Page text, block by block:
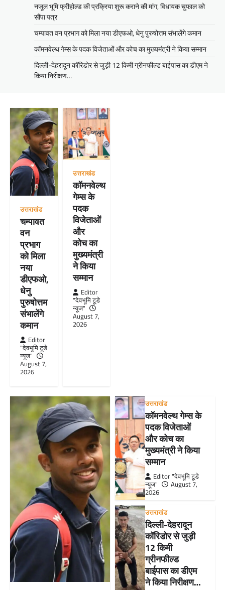
नजूल भूमि फ्रीहोल्ड की प्रक्रिया शुरू कराने की मांग, विधायक चुफाल को
सौंपा पत्र
चम्पावत वन प्रभाग को मिला नया डीएफओ, धेनु पुरुषोत्तम संभालेंगे कमान
कॉमनवेल्थ गेम्स के पदक विजेताओं और कोच का मुख्यमंत्री ने किया सम्मान
दिल्ली-देहरादून कॉरिडोर से जुड़ी 12 किमी ग्रीनफील्ड बाईपास का डीएम ने
किया निरीक्षण…
उत्तराखंड
चम्पावत
वन
प्रभाग
को मिला
नया
डीएफओ,
धेनु
पुरुषोत्तम
संभालेंगे
कमान
Editor
"देवभूमि टूडे
न्यूज"
August 7,
2026
उत्तराखंड
कॉमनवेल्थ
गेम्स के
पदक
विजेताओं
और
कोच का
मुख्यमंत्री
ने किया
सम्मान
Editor
"देवभूमि टूडे
न्यूज"
August 7,
2026
उत्तराखंड
कॉमनवेल्थ गेम्स के
पदक विजेताओं
और कोच का
मुख्यमंत्री ने किया
सम्मान
Editor "देवभूमि टूडे
न्यूज"
August 7,
2026
उत्तराखंड
दिल्ली-देहरादून
कॉरिडोर से जुड़ी
12 किमी
ग्रीनफील्ड
बाईपास का डीएम
ने किया निरीक्षण…